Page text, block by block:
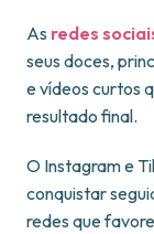
As redes
seus doces,
e vídeos curtos
resultado final.
O Instagram e
conquistar
redes que